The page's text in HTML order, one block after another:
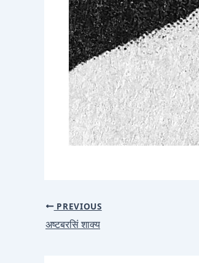
PREVIOUS
अष्टबरसिं शाक्य